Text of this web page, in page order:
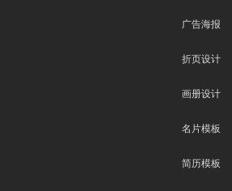
广告海报
折页设计
画册设计
名片模板
简历模板